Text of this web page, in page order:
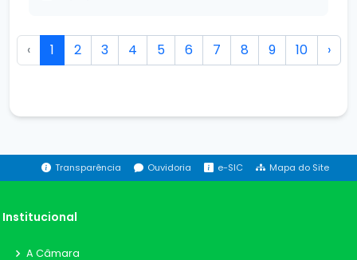
‹ 1 2 3 4 5 6 7 8 9 10 ›
Transparência Ouvidoria e-SIC Mapa do Site
Institucional
A Câmara